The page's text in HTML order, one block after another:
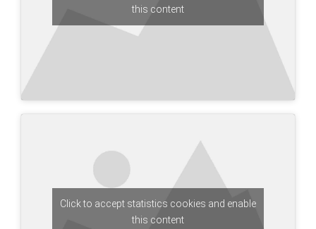
this content
Click to accept statistics cookies and enable
this content